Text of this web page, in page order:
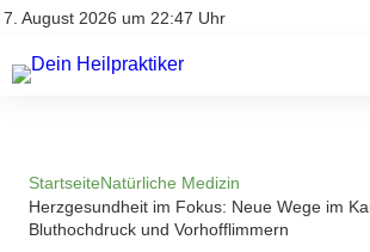
7. August 2026 um 22:47 Uhr
Impressum
Natürliche Medizin
Heilpflanzen & Kräuterkunde
StartseiteNatürliche Medizin
Herzgesundheit im Fokus: Neue Wege im
Bluthochdruck und Vorhofflimmern